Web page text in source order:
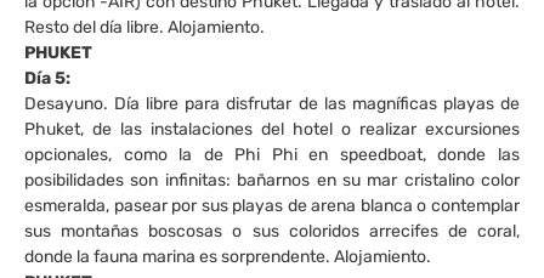
Resto del día libre. Alojamiento.
PHUKET
Día 5:
Desayuno. Día libre para disfrutar de las magníficas playas de
Phuket, de las instalaciones del hotel o realizar excursiones
opcionales, como la de Phi Phi en speedboat, donde las
posibilidades son infinitas: bañarnos en su mar cristalino color
esmeralda, pasear por sus playas de arena blanca o contemplar
sus montañas boscosas o sus coloridos arrecifes de coral,
donde la fauna marina es sorprendente. Alojamiento.